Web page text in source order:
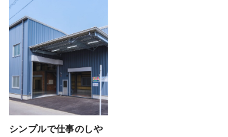
シンプルで仕事のしや